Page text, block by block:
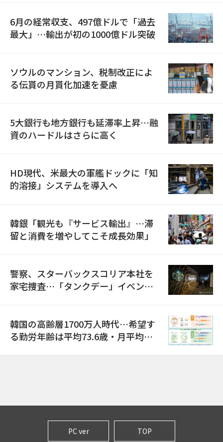
6月の経常収支、497億ドルで「過去
最大」…輸出が初の1000億ドル突破
ソウルのマンション、税制改正によ
る伝貰の月貰化加速を憂慮
5大銀行も地方銀行も延滞率上昇…融
資のハードルはさらに高く
HD現代、米最大の軍艦ドックに「知
的溶接」システムを導入へ
韓銀「観光も『サービス輸出』…滞
留と消費を増やしてこそ成長効果」
警察、スターバックスコリア本社を
家宅捜査…「タンクデー」イベント
韓国の高齢層1700万人時代…希望す
る勤労年齢は平均73.6歳・月平均賃
PC ver TOP